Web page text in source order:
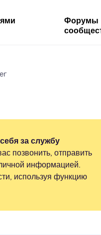
Форумы
за службу
позвонить, отправить
информацией.
используя функцию